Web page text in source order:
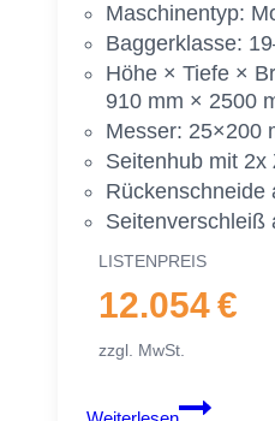
2500 mm
250 cm
Ma­schi­nen­typ:
Bag­ger­klas­se:
Höhe × Tie­fe ×
910 mm × 2500
Mes­ser: 25×200
Sei­ten­hub mit 2x
Rü­cken­schnei­de
Sei­ten­ver­schleiß
LIS­TEN­PREIS
12.054 €
zzgl. MwSt.
Gra­